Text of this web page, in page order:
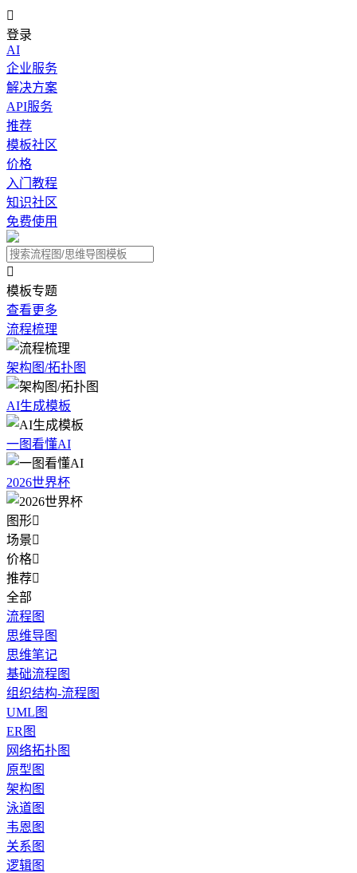

登录
AI
企业服务
解决方案
API服务
推荐
模板社区
价格
入门教程
知识社区
免费使用

模板专题
查看更多
流程梳理
架构图/拓扑图
AI生成模板
一图看懂AI
2026世界杯
图形
场景
价格
推荐
全部
流程图
思维导图
思维笔记
基础流程图
组织结构-流程图
UML图
ER图
网络拓扑图
原型图
架构图
泳道图
韦恩图
关系图
逻辑图